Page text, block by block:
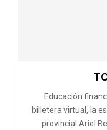
Educación
billetera virtual, la
provincial Ariel